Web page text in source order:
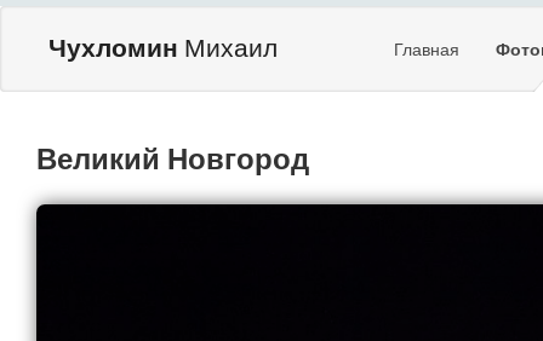
Чухломин Михаил Главная
Великий Новгород